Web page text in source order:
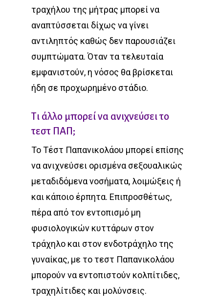
τραχήλου της μήτρας μπορεί να
αναπτύσσεται δίχως να γίνει
αντιληπτός καθώς δεν παρουσιάζει
συμπτώματα. Όταν τα τελευταία
εμφανιστούν, η νόσος θα βρίσκεται
ήδη σε προχωρημένο στάδιο.
Τι άλλο μπορεί να ανιχνεύσει το
τεστ ΠΑΠ;
Το Τέστ Παπανικολάου μπορεί επίσης
να ανιχνεύσει ορισμένα σεξουαλικώς
μεταδιδόμενα νοσήματα, λοιμώξεις ή
και κάποιο έρπητα. Επιπροσθέτως,
πέρα από τον εντοπισμό μη
φυσιολογικών κυττάρων στον
τράχηλο και στον ενδοτράχηλο της
γυναίκας, με το τεστ Παπανικολάου
μπορούν να εντοπιστούν κολπίτιδες,
τραχηλίτιδες και μολύνσεις.